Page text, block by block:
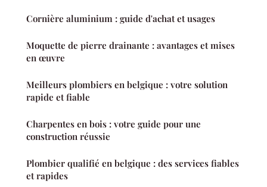
Cornière aluminium : guide d'achat et usages
Moquette de pierre drainante : avantages et mises
en œuvre
Meilleurs plombiers en belgique : votre solution
rapide et fiable
Charpentes en bois : votre guide pour une
construction réussie
Plombier qualifié en belgique : des services fiables
et rapides